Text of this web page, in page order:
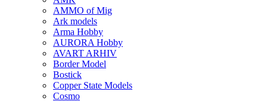
AMMO of Mig
Ark models
Arma Hobby
AURORA Hobby
AVART ARHIV
Border Model
Bostick
Copper State Models
Cosmo